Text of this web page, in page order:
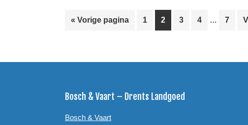
« Ga
Vorige pagina Pagina
1 Pagina
2 Pagina
3 Pagina
4
Interim
… 7
Bosch & Vaart – Drents Landgoed
Bosch & Vaart